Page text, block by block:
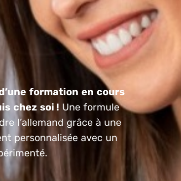
formation en cours
chez soi ! Une formule
l’allemand grâce à une
personnalisée avec un